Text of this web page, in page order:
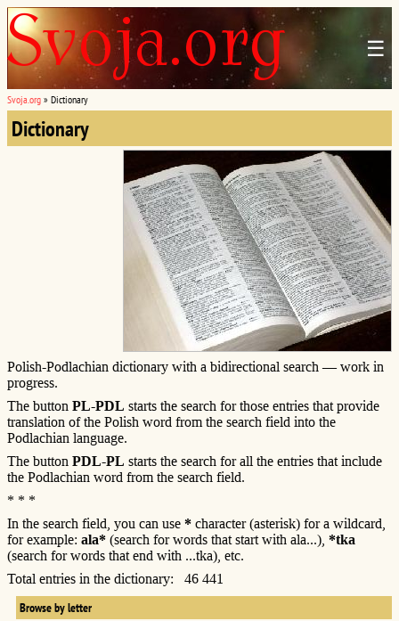
☰
Svoja.org » Dictionary
Dictionary
Polish-Podlachian dictionary with a bidirectional search — work in
progress.
The button PL-PDL starts the search for those entries that provide
translation of the Polish word from the search field into the
Podlachian language.
The button PDL-PL starts the search for all the entries that include
the Podlachian word from the search field.
* * *
In the search field, you can use * character (asterisk) for a wildcard,
for example: ala* (search for words that start with ala...), *tka
(search for words that end with ...tka), etc.
Total entries in the dictionary: 46 441
Browse by letter